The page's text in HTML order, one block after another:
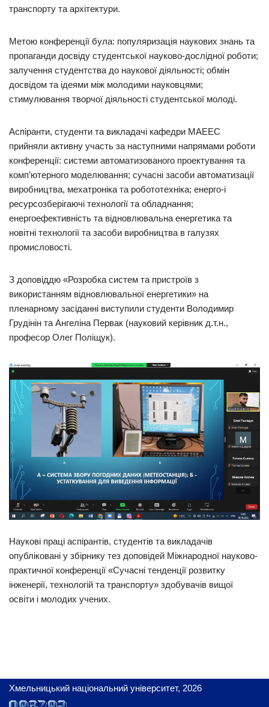
транспорту та архітектури.
Метою конференції була: популяризація наукових знань та
пропаганди досвіду студентської науково-дослідної роботи;
залучення студентства до наукової діяльності; обмін
досвідом та ідеями між молодими науковцями;
стимулювання творчої діяльності студентської молоді.
Аспіранти, студенти та викладачі кафедри МАЕЕС
прийняли активну участь за наступними напрямами роботи
конференції: системи автоматизованого проектування та
комп’ютерного моделювання; сучасні засоби автоматизації
виробництва, мехатроніка та робототехніка; енерго-і
ресурсозберігаючі технології та обладнання;
енергоефективність та відновлювальна енергетика та
новітні технології та засоби виробництва в галузях
промисловості.
З доповіддю «Розробка систем та пристроїв з
використанням відновлювальної енергетики» на
пленарному засіданні виступили студенти Володимир
Грудінін та Ангеліна Первак (науковий керівник д.т.н.,
професор Олег Поліщук).
Наукові праці аспірантів, студентів та викладачів
опубліковані у збірнику тез доповідей Міжнародної науково-
практичної конференції «Сучасні тенденції розвитку
інженерії, технологій та транспорту» здобувачів вищої
освіти і молодих учених.
Хмельницький національний університет, 2026